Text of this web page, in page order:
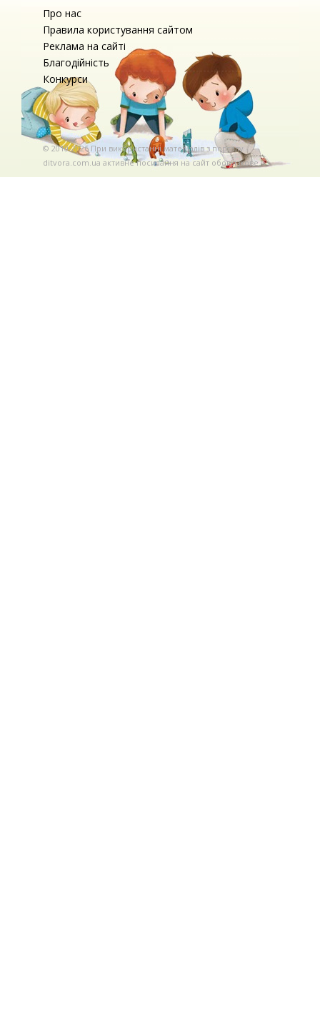
Про нас
Правила користування сайтом
Реклама на сайті
Благодійність
Конкурси
© 2010-2026 При використаннi матерiалiв з порталу
ditvora.com.ua активне посилання на сайт обов'язкове. .